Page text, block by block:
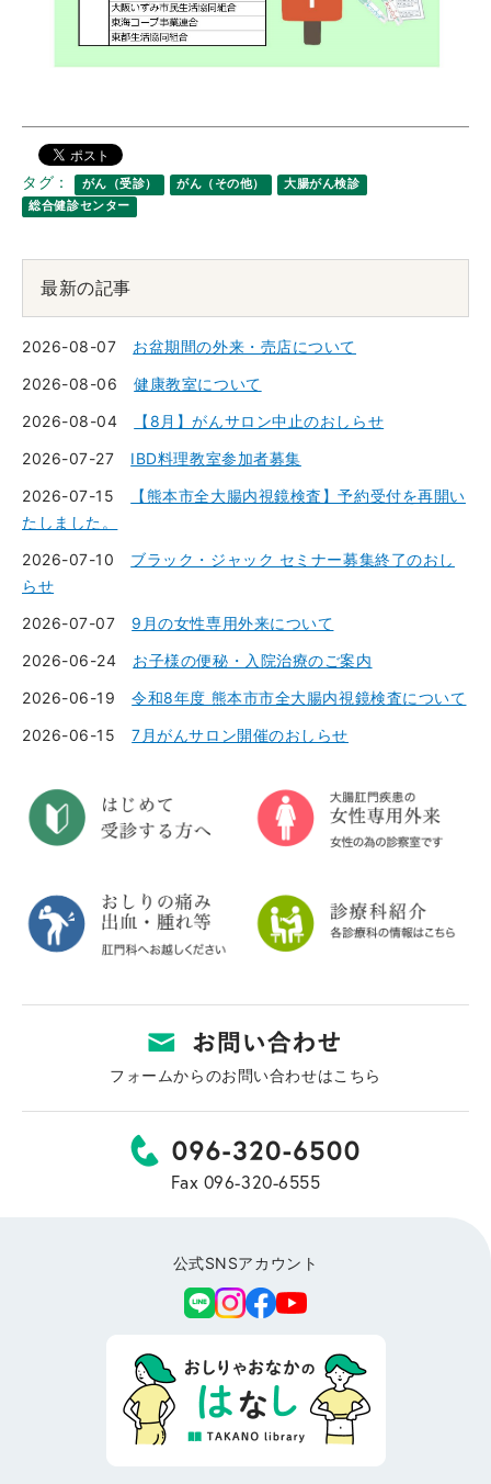
タグ： がん（受診） がん（その他）
大腸がん検診
総合健診センター
最新の記事
2026-08-07
お盆期間の外来・売店について
2026-08-06
健康教室について
2026-08-04
【8月】がんサロン中止のおしらせ
2026-07-27
IBD料理教室参加者募集
2026-07-15
【熊本市全大腸内視鏡検査】予約受付を再開い
たしました。
2026-07-10
ブラック・ジャック セミナー募集終了のおし
らせ
2026-07-07
9月の女性専用外来について
2026-06-24
お子様の便秘・入院治療のご案内
2026-06-19
令和8年度 熊本市市全大腸内視鏡検査について
2026-06-15
7月がんサロン開催のおしらせ
フォームからのお問い合わせはこちら
Fax 096-320-6555
公式SNSアカウント